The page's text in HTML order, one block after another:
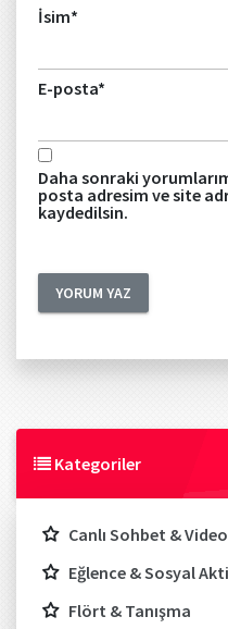
İsim*
E-posta*
Daha sonraki
posta adresim ve site
kaydedilsin.
Kategoriler
Canlı Sohbet &
Eğlence & Sosyal
Flört & Tanışma